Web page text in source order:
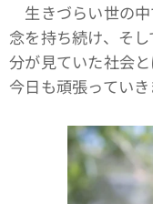
生きづらい世の
念を持ち続け、そ
分が見ていた社会と
今日も頑張っていき